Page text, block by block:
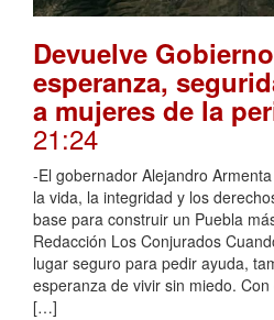
Devuelve
esperanza,
a mujeres de la
21:24
-El gobernador Alejandro
la vida, la integridad y los
base para construir un Puebla
Redacción Los Conjurados
lugar seguro para pedir ayuda,
esperanza de vivir sin miedo.
[…]